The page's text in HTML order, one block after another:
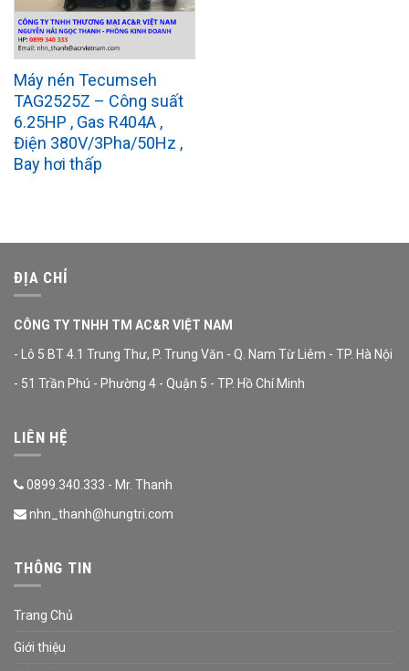
Máy nén Tecumseh
TAG2525Z – Công suất
6.25HP , Gas R404A ,
Điện 380V/3Pha/50Hz ,
Bay hơi thấp
ĐỊA CHỈ
CÔNG TY TNHH TM AC&R VIỆT NAM
- Lô 5 BT 4.1 Trung Thư, P. Trung Văn - Q. Nam Từ Liêm - TP. Hà Nội
- 51 Trần Phú - Phường 4 - Quận 5 - TP. Hồ Chí Minh
LIÊN HỆ
0899.340.333 - Mr. Thanh
nhn_thanh@hungtri.com
THÔNG TIN
Trang Chủ
Giới thiệu